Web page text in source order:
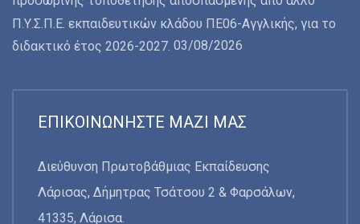
Π.Υ.Σ.Π.Ε. εκπαιδευτικών κλάδου ΠΕ06-Αγγλικής, για το
διδακτικό έτος 2026-2027. 03/08/2026
ΕΠΙΚΟΙΝΩΝΉΣΤΕ ΜΑΖΊ ΜΑΣ
Διεύθυνση Πρωτοβάθμιας Εκπαίδευσης
Λάρισας, Δήμητρας Τσάτσου 2 & Φαρσάλων,
41335, Λάρισα.